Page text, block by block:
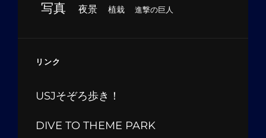
写真 夜景 植栽 進撃の巨人
リンク
USJそぞろ歩き！
DIVE TO THEME PARK